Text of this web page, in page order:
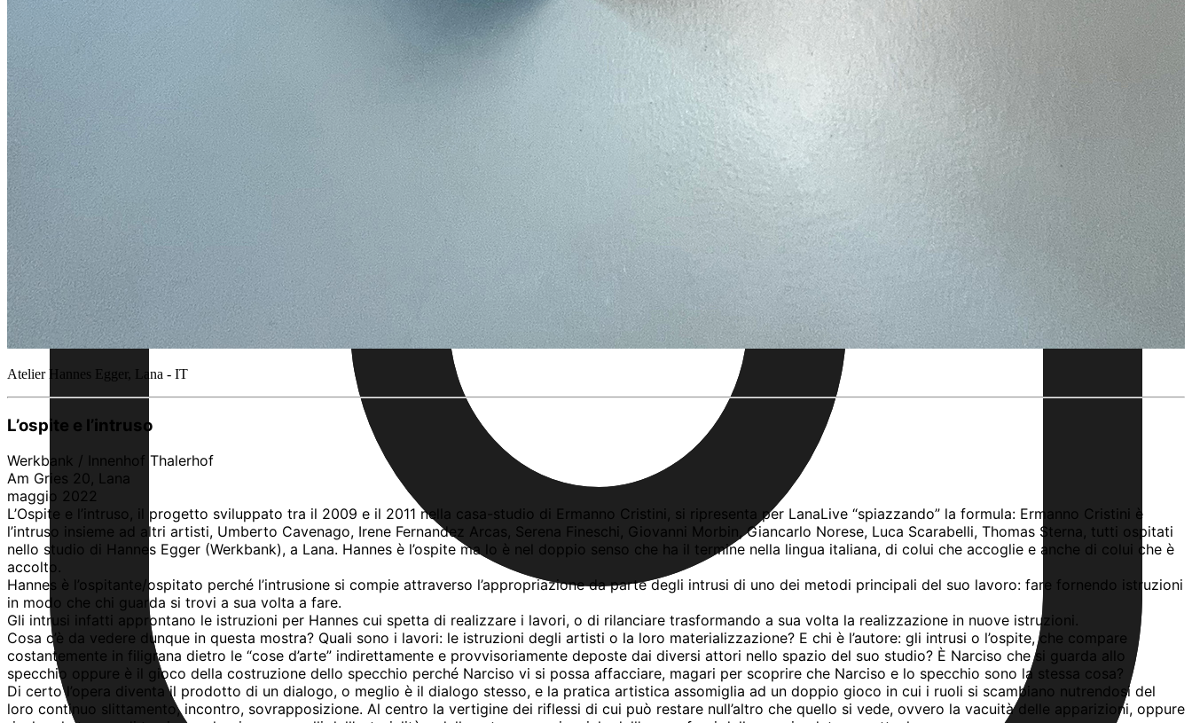
Atelier Hannes Egger, Lana - IT
L’ospite e l’intruso
Werkbank / Innenhof Thalerhof
Am Gries 20, Lana
maggio 2022
L’Ospite e l’intruso, il progetto sviluppato tra il 2009 e il 2011 nella casa-studio di Ermanno Cristini, si ripresenta per LanaLive “spiazzando” la formula: Ermanno Cristini è
l’intruso insieme ad altri artisti, Umberto Cavenago, Irene Fernandez Arcas, Serena Fineschi, Giovanni Morbin, Giancarlo Norese, Luca Scarabelli, Thomas Sterna, tutti ospitati
nello studio di Hannes Egger (Werkbank), a Lana. Hannes è l’ospite ma lo è nel doppio senso che ha il termine nella lingua italiana, di colui che accoglie e anche di colui che è
accolto.
Hannes è l’ospitante/ospitato perché l’intrusione si compie attraverso l’appropriazione da parte degli intrusi di uno dei metodi principali del suo lavoro: fare fornendo istruzioni
in modo che chi guarda si trovi a sua volta a fare.
Gli intrusi infatti approntano le istruzioni per Hannes cui spetta di realizzare i lavori, o di rilanciare trasformando a sua volta la realizzazione in nuove istruzioni.
Cosa c’è da vedere dunque in questa mostra? Quali sono i lavori: le istruzioni degli artisti o la loro materializzazione? E chi è l’autore: gli intrusi o l’ospite, che compare
costantemente in filigrana dietro le “cose d’arte” indirettamente e provvisoriamente deposte dai diversi attori nello spazio del suo studio? È Narciso che si guarda allo
specchio oppure è il gioco della costruzione dello specchio perché Narciso vi si possa affacciare, magari per scoprire che Narciso e lo specchio sono la stessa cosa?
Di certo l’opera diventa il prodotto di un dialogo, o meglio è il dialogo stesso, e la pratica artistica assomiglia ad un doppio gioco in cui i ruoli si scambiano nutrendosi del
loro continuo slittamento, incontro, sovrapposizione. Al centro la vertigine dei riflessi di cui può restare null’altro che quello si vede, ovvero la vacuità delle apparizioni, oppure